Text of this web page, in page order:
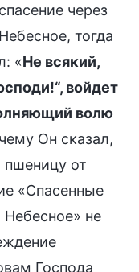
через
тогда
«Не всякий,
войдет
волю
Он сказал,
пшеницу от
«Спасенные
Небесное» не
Господа